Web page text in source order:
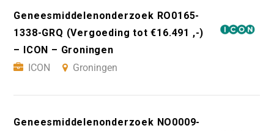
Geneesmiddelenonderzoek RO0165-
1338-GRQ (Vergoeding tot €16.491 ,-)
– ICON – Groningen
ICON
Groningen
Geneesmiddelenonderzoek NO0009-